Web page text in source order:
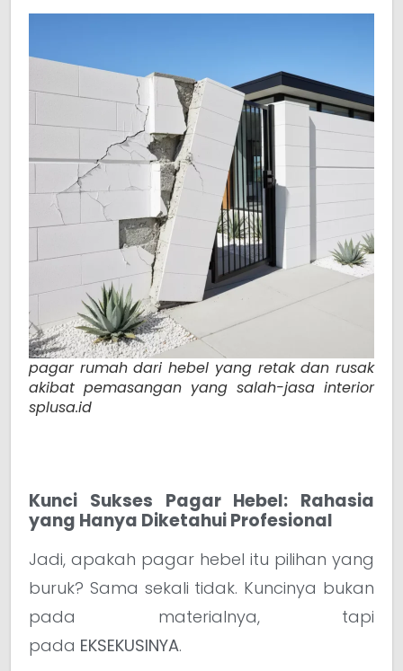
pagar rumah dari hebel yang retak dan rusak
akibat pemasangan yang salah-jasa interior
splusa.id
Kunci Sukses Pagar Hebel: Rahasia
yang Hanya Diketahui Profesional
Jadi, apakah pagar hebel itu pilihan yang
buruk? Sama sekali tidak. Kuncinya bukan
pada materialnya, tapi
pada EKSEKUSINYA.